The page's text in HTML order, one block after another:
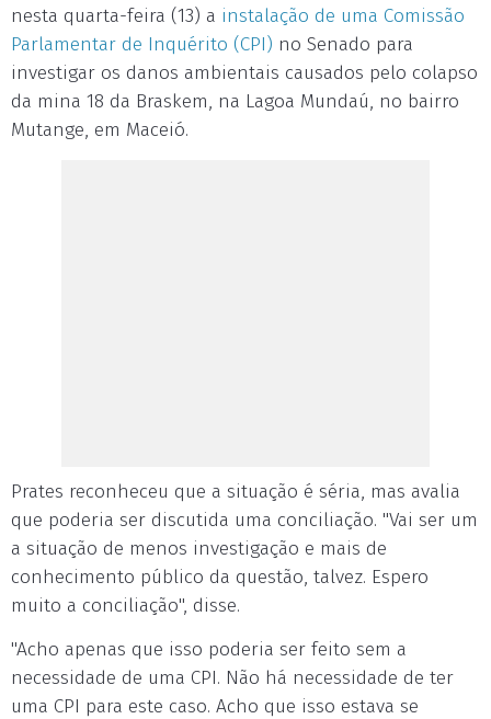
nesta quarta-feira (13) a instalação de uma Comissão
Parlamentar de Inquérito (CPI) no Senado para
investigar os danos ambientais causados pelo colapso
da mina 18 da Braskem, na Lagoa Mundaú, no bairro
Mutange, em Maceió.
Prates reconheceu que a situação é séria, mas avalia
que poderia ser discutida uma conciliação. "Vai ser um
a situação de menos investigação e mais de
conhecimento público da questão, talvez. Espero
muito a conciliação", disse.
"Acho apenas que isso poderia ser feito sem a
necessidade de uma CPI. Não há necessidade de ter
uma CPI para este caso. Acho que isso estava se